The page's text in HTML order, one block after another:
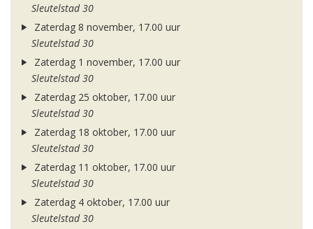
Sleutelstad 30
Zaterdag 8 november, 17.00 uur
Sleutelstad 30
Zaterdag 1 november, 17.00 uur
Sleutelstad 30
Zaterdag 25 oktober, 17.00 uur
Sleutelstad 30
Zaterdag 18 oktober, 17.00 uur
Sleutelstad 30
Zaterdag 11 oktober, 17.00 uur
Sleutelstad 30
Zaterdag 4 oktober, 17.00 uur
Sleutelstad 30